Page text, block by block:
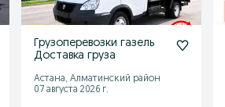
Грузоперевозки газель
Доставка груза
Астана, Алматинский район
07 августа 2026 г.